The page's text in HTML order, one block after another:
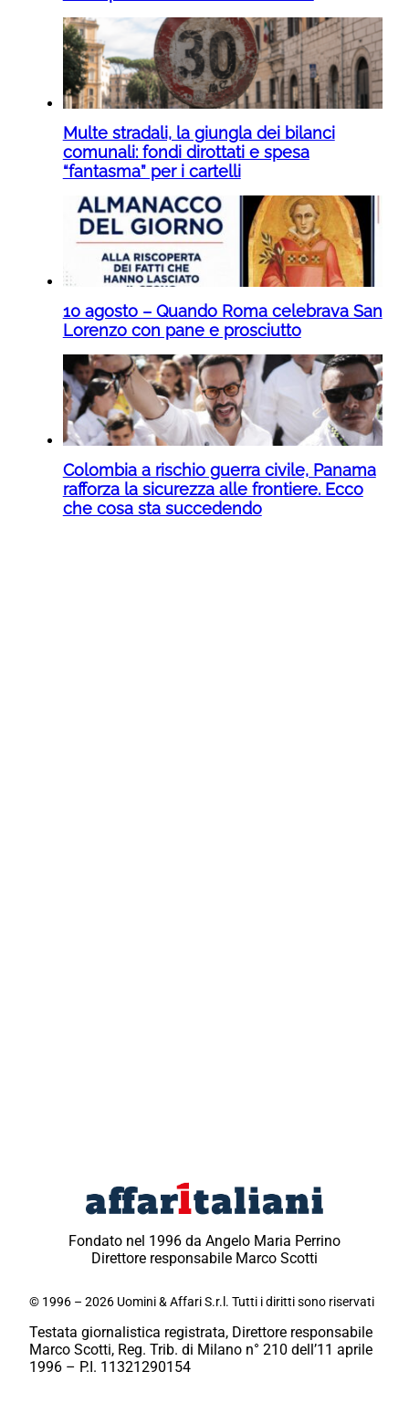
Multe stradali, la giungla dei bilanci
comunali: fondi dirottati e spesa
“fantasma” per i cartelli
10 agosto – Quando Roma celebrava San
Lorenzo con pane e prosciutto
Colombia a rischio guerra civile, Panama
rafforza la sicurezza alle frontiere. Ecco
che cosa sta succedendo
Fondato nel 1996 da Angelo Maria Perrino
Direttore responsabile Marco Scotti
© 1996 – 2026 Uomini & Affari S.r.l. Tutti i diritti sono riservati
Testata giornalistica registrata, Direttore responsabile
Marco Scotti, Reg. Trib. di Milano n° 210 dell’11 aprile
1996 – P.I. 11321290154